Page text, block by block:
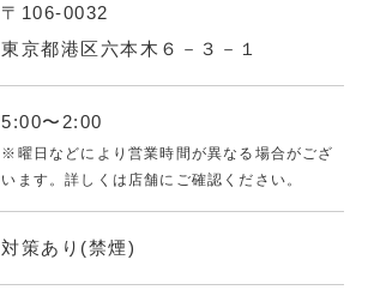
〒106-0032
東京都港区六本木６－３－１
5:00〜2:00
※曜日などにより営業時間が異なる場合がござ
います。詳しくは店舗にご確認ください。
対策あり(禁煙)